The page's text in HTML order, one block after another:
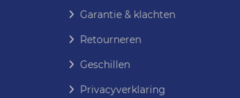
Garantie & klachten
Retourneren
Geschillen
Privacyverklaring